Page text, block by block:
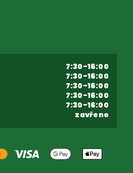
7:30-16:00
7:30-16:00
7:30-16:00
7:30-16:00
7:30-16:00
zavřeno